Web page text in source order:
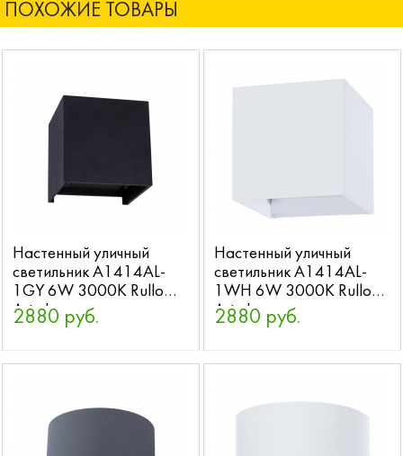
ПОХОЖИЕ ТОВАРЫ
Настенный уличный
светильник A1414AL-
1GY 6W 3000K Rullo
Arte Lamp
2880 руб.
Настенный уличный
светильник A1414AL-
1WH 6W 3000K Rullo
Arte Lamp
2880 руб.